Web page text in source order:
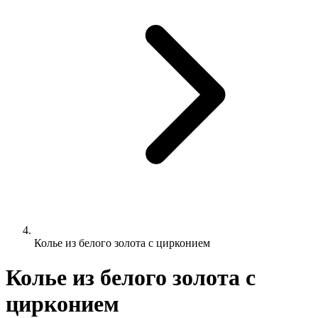
Колье из белого золота с цирконием
Колье из белого золота с
цирконием